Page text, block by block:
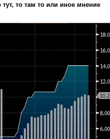
то там то или иное мнение